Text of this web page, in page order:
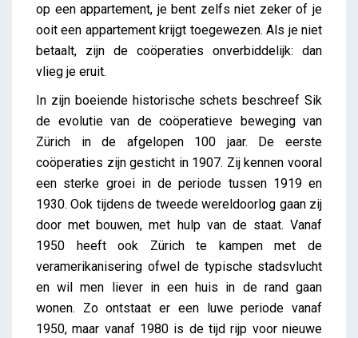
op een appartement, je bent zelfs niet zeker of je
ooit een appartement krijgt toegewezen. Als je niet
betaalt, zijn de coöperaties onverbiddelijk: dan
vlieg je eruit.
In zijn boeiende historische schets beschreef Sik
de evolutie van de coöperatieve beweging van
Zürich in de afgelopen 100 jaar. De eerste
coöperaties zijn gesticht in 1907. Zij kennen vooral
een sterke groei in de periode tussen 1919 en
1930. Ook tijdens de tweede wereldoorlog gaan zij
door met bouwen, met hulp van de staat. Vanaf
1950 heeft ook Zürich te kampen met de
veramerikanisering ofwel de typische stadsvlucht
en wil men liever in een huis in de rand gaan
wonen. Zo ontstaat er een luwe periode vanaf
1950, maar vanaf 1980 is de tijd rijp voor nieuwe